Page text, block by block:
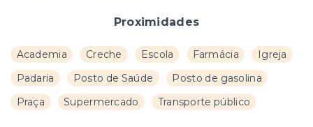
Proximidades
Academia Creche Escola Farmácia
Igreja
Padaria
Posto de Saúde
Posto de gasolina
Praça
Supermercado Transporte público